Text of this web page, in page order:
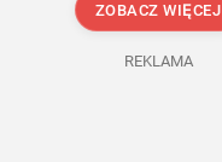
ZOBACZ WIĘCEJ
REKLAMA